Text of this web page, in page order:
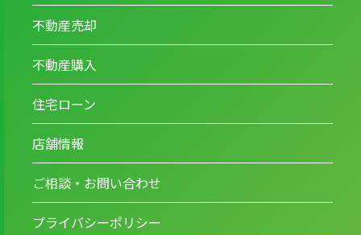
不動産売却
不動産購入
住宅ローン
店舗情報
ご相談・お問い合わせ
プライバシーポリシー